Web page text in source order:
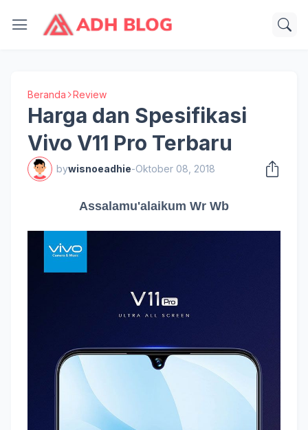
Beranda Review
Harga dan Spesifikasi
Vivo V11 Pro Terbaru
bywisnoeadhie-Oktober 08, 2018
Assalamu'alaikum Wr Wb